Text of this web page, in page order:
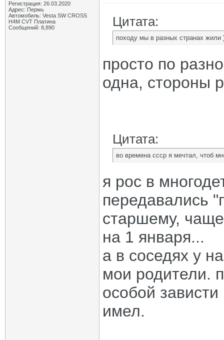
Регистрация: 26.03.2020
Адрес: Пермь
Автомобиль: Vesta SW CROSS
H4M CVT Платина
Сообщений: 8,890
Цитата:
походу мы в разных странах жили
просто по
одна, стороны
Цитата:
во времена ссср я мечтал, чтоб
я рос в
передавались
старшему,
на 1 января...
а в соседях у
мои родители.
особой
имел.